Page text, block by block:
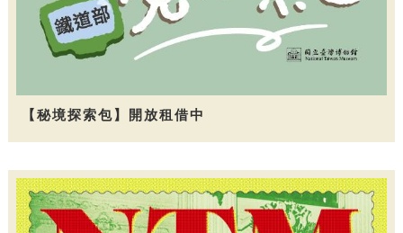
【秘境探索包】開放租借中